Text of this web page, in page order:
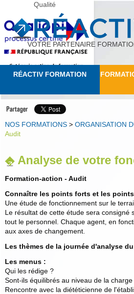
Qualité
VOTRE PARTENAIRE
RÉACTIV FORMATION
NOS FORMATIONS > ORGANISATION
Audit
Analyse de votre
Formation-action - Audit
Connaître les points forts et les
Une étude de fonctionnement sur le
Le résultat de cette étude sera
tout le personnel. Chaque agent, en
aux axes de changement.
Les thèmes de la journée d'analyse
Les menus :
Qui les rédige ?
Sont-ils équilibrés au niveau de la
Rencontre avec la diététicienne de